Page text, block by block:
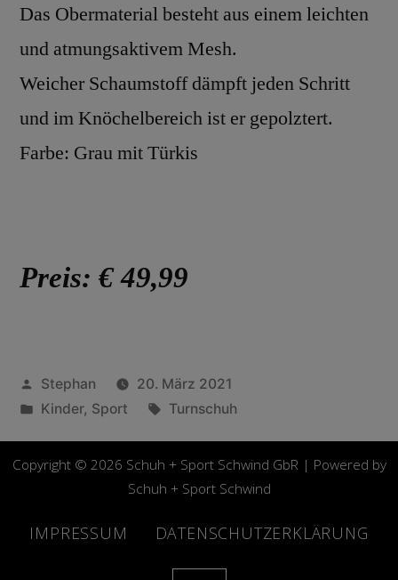
Das Obermaterial besteht aus einem leichten
und atmungsaktivem Mesh.
Weicher Schaumstoff dämpft jeden Schritt
und im Knöchelbereich ist er gepolztert.
Farbe: Grau mit Türkis
Preis: € 49,99
Stephan
20. März 2021
Kinder, Sport Turnschuh
Copyright © 2026 Schuh + Sport Schwind GbR | Powered by
Schuh + Sport Schwind
IMPRESSUM DATENSCHUTZERKLÄRUNG